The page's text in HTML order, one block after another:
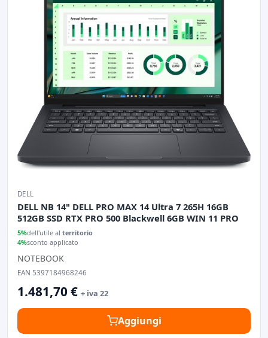
DELL
DELL NB 14" DELL PRO MAX 14 Ultra 7 265H 16GB
512GB SSD RTX PRO 500 Blackwell 6GB WIN 11 PRO
5%dell'utile al territorio
4%sconto applicato
NOTEBOOK
EAN 5397184968246
1.481,70 € + iva 22
Aggiungi